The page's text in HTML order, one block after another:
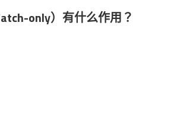
only）有什么作用？